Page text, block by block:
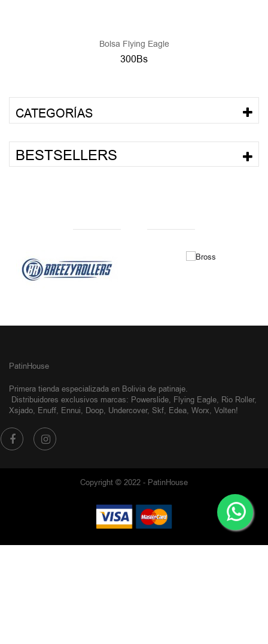
Bolsa Flying Eagle
300Bs
CATEGORÍAS
BESTSELLERS
PatinHouse
Primera tienda especializada en Bolivia de patinaje.
Distribuidores exclusivos marcas: Powerslide, Flying Eagle, Rio Roller,
Xsjado, Enuff, Ennui, Doop, Undercover, Skf, Edea, Worx, Volten!
Copyright © 2022 - PatinHouse